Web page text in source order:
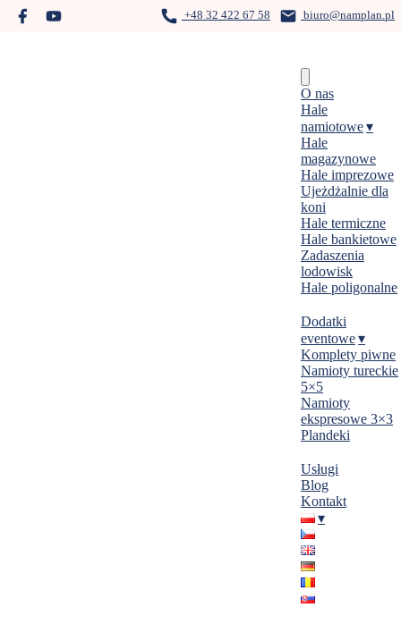
Skip
+48 32 422 67 58 biuro@namplan.pl
O nas
Hale
namiotowe
Hale
magazynowe
Hale imprezowe
Ujeżdżalnie dla
koni
Hale termiczne
Hale bankietowe
Zadaszenia
lodowisk
Hale poligonalne
Dodatki
eventowe
Komplety piwne
Namioty tureckie
5×5
Namioty
ekspresowe 3×3
Plandeki
Usługi
Blog
Kontakt